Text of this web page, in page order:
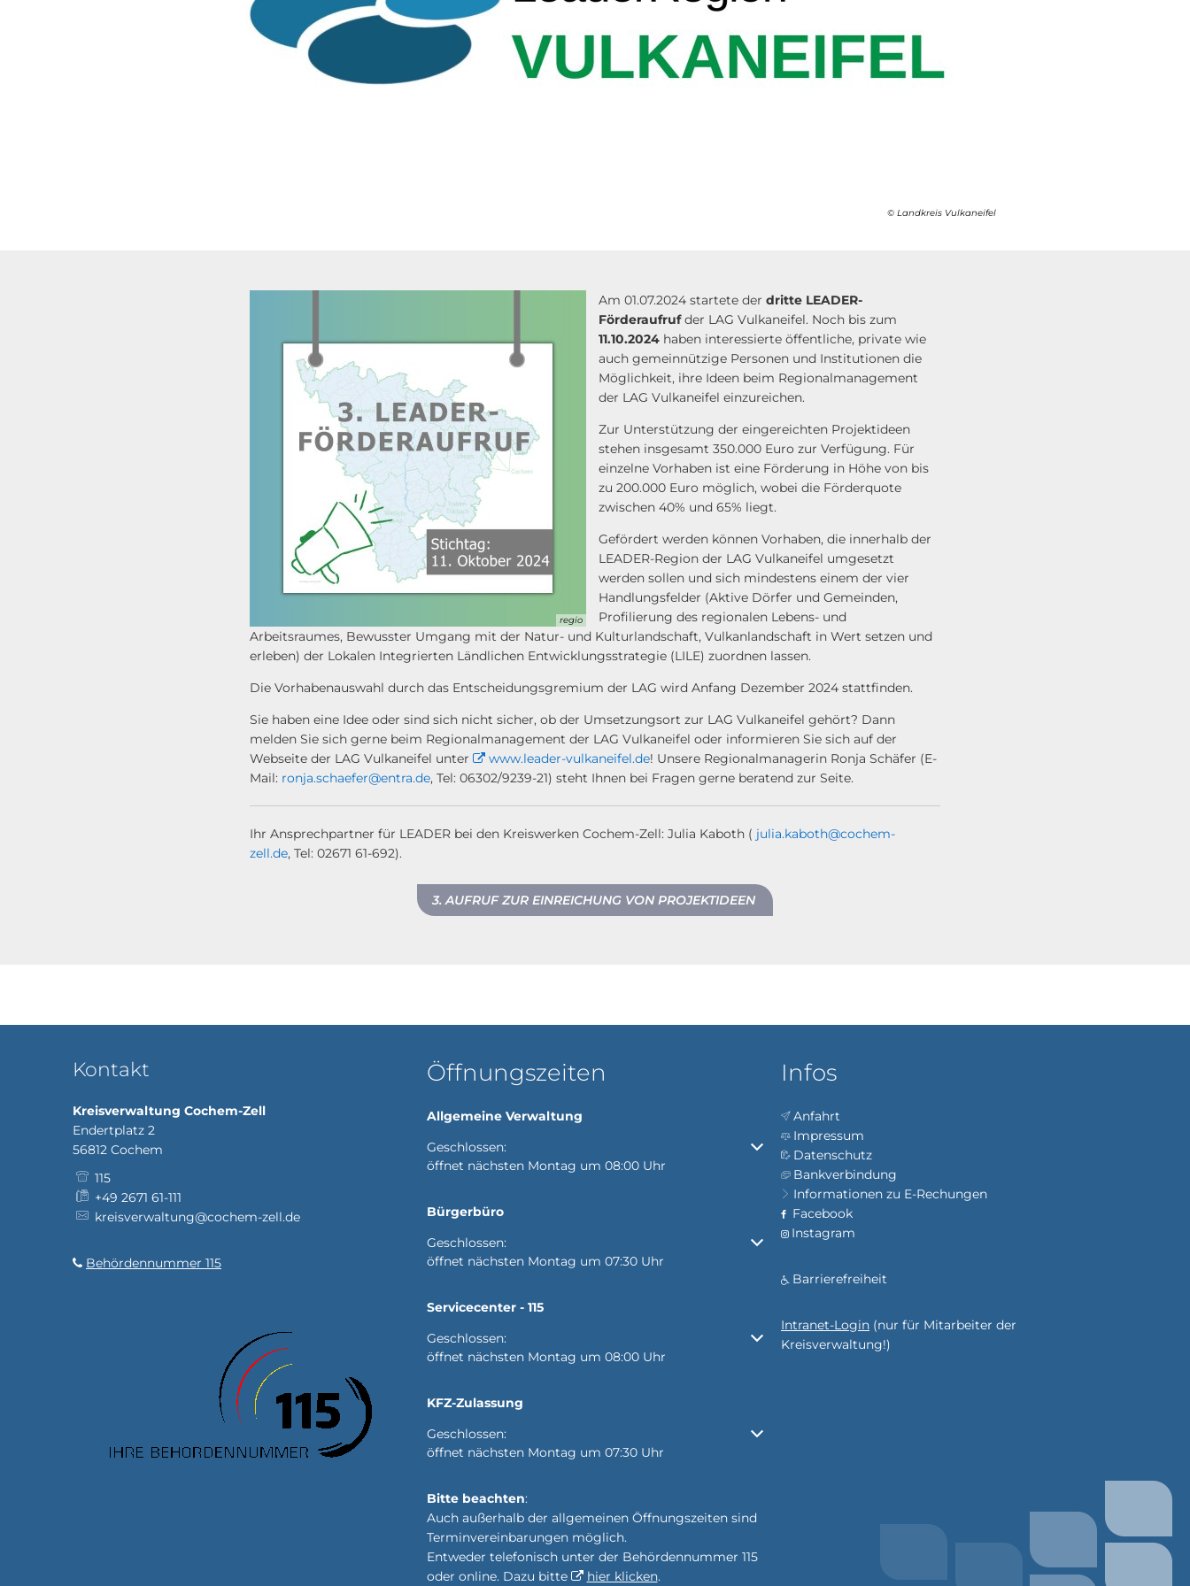
© Landkreis Vulkaneifel
regio
Am 01.07.2024 startete der dritte LEADER-
Förderaufrufder LAG Vulkaneifel. Noch bis zum
11.10.2024 haben interessierte öffentliche, private wie
auch gemeinnützige Personen und Institutionen die
Möglichkeit, ihre Ideen beim Regionalmanagement
der LAG Vulkaneifel einzureichen.
Zur Unterstützung der eingereichten Projektideen
stehen insgesamt 350.000 Euro zur Verfügung. Für
einzelne Vorhaben ist eine Förderung in Höhe von bis
zu 200.000 Euro möglich, wobei die Förderquote
zwischen 40% und 65% liegt.
Gefördert werden können Vorhaben, die innerhalb der
LEADER-Region der LAG Vulkaneifel umgesetzt
werden sollen und sich mindestens einem der vier
Handlungsfelder (Aktive Dörfer und Gemeinden,
Profilierung des regionalen Lebens- und
Arbeitsraumes, Bewusster Umgang mit der Natur- und Kulturlandschaft, Vulkanlandschaft in Wert setzen und
erleben) der Lokalen Integrierten Ländlichen Entwicklungsstrategie (LILE) zuordnen lassen.
Die Vorhabenauswahl durch das Entscheidungsgremium der LAG wird Anfang Dezember 2024 stattfinden.
Sie haben eine Idee oder sind sich nicht sicher, ob der Umsetzungsort zur LAG Vulkaneifel gehört? Dann
melden Sie sich gerne beim Regionalmanagement der LAG Vulkaneifel oder informieren Sie sich auf der
Webseite der LAG Vulkaneifel unter
www.leader-vulkaneifel.de! Unsere Regionalmanagerin Ronja Schäfer (E-
Mail: ronja.schaefer@entra.de, Tel: 06302/9239-21) steht Ihnen bei Fragen gerne beratend zur Seite.
Ihr Ansprechpartner für LEADER bei den Kreiswerken Cochem-Zell: Julia Kaboth ( julia.kaboth@cochem-
zell.de, Tel: 02671 61-692).
3. AUFRUF ZUR EINREICHUNG VON PROJEKTIDEEN
Kontakt
Kreisverwaltung Cochem-Zell
Endertplatz 2
56812 Cochem
115
+49 2671 61-111
kreisverwaltung@cochem-zell.de
Behördennummer 115
Öffnungszeiten
Allgemeine Verwaltung
Klicken, um weitere Öffnungs- oder Schließzeiten auszublenden
Geschlossen:
öffnet nächsten Montag um 08:00 Uhr
Bürgerbüro
Klicken, um weitere Öffnungs- oder Schließzeiten auszublenden
Geschlossen:
öffnet nächsten Montag um 07:30 Uhr
Servicecenter - 115
Klicken, um weitere Öffnungs- oder Schließzeiten auszublenden
Geschlossen:
öffnet nächsten Montag um 08:00 Uhr
KFZ-Zulassung
Klicken, um weitere Öffnungs- oder Schließzeiten auszublenden
Geschlossen:
öffnet nächsten Montag um 07:30 Uhr
Bitte beachten:
Auch außerhalb der allgemeinen Öffnungszeiten sind
Terminvereinbarungen möglich.
Entweder telefonisch unter der Behördennummer 115
oder online. Dazu bitte
hier klicken.
Infos
Anfahrt
Impressum
Datenschutz
Bankverbindung
Informationen zu E-Rechungen
Facebook
Instagram
Barrierefreiheit
Intranet-Login (nur für Mitarbeiter der
Kreisverwaltung!)